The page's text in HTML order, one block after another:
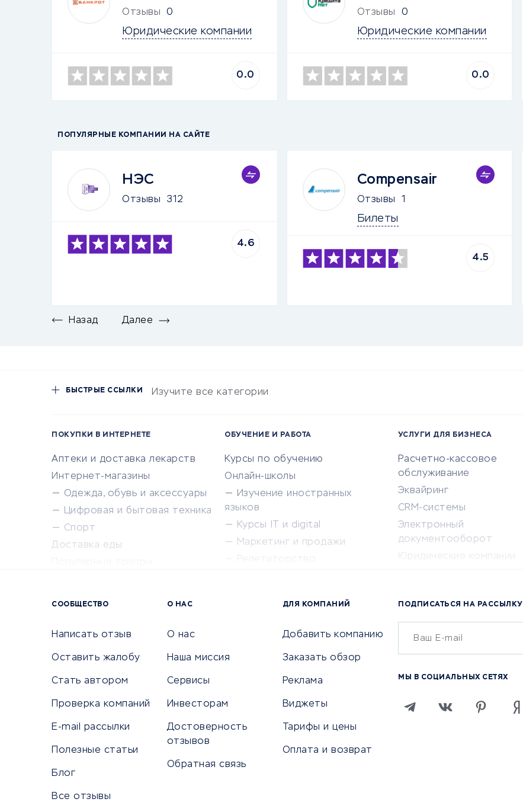
Отзывы 0
Юридические компании
0.0
Отзывы 0
Юридические компании
0.0
ПОПУЛЯРНЫЕ КОМПАНИИ НА САЙТЕ
НЭС
Отзывы 312
4.6
Compensair
Отзывы 1
Билеты
4.5
Назад Далее
БЫСТРЫЕ ССЫЛКИ Изучите все категории
ПОКУПКИ В ИНТЕРНЕТЕ
Аптеки и доставка лекарств
Интернет-магазины
Одежда, обувь и аксессуары
Цифровая и бытовая техника
Спорт
Доставка еды
ОБУЧЕНИЕ И РАБОТА
Курсы по обучению
Онлайн-школы
Изучение иностранных
языков
Курсы IT и digital
Маркетинг и продажи
Университеты
УСЛУГИ ДЛЯ БИЗНЕСА
Расчетно-кассовое
обслуживание
Эквайринг
CRM-системы
Электронный
документооборот
Юридические компании
Бухгалтерия онлайн
Онлайн-кассы
SERM
Кредитные карты
Дебетовые карты
Микрофинансовые организации
Покупка билетов
Бронирование отелей
Санатории
СООБЩЕСТВО
Написать отзыв
Оставить жалобу
Стать автором
Проверка компаний
E-mail рассылки
Полезные статьи
Блог
Все отзывы
О НАС
О нас
Наша миссия
Сервисы
Инвесторам
Достоверность
отзывов
Обратная связь
ДЛЯ КОМПАНИЙ
Добавить компанию
Заказать обзор
Реклама
Виджеты
Тарифы и цены
Оплата и возврат
ПОДПИСАТЬСЯ НА РАССЫЛКУ
МЫ В СОЦИАЛЬНЫХ СЕТЯХ